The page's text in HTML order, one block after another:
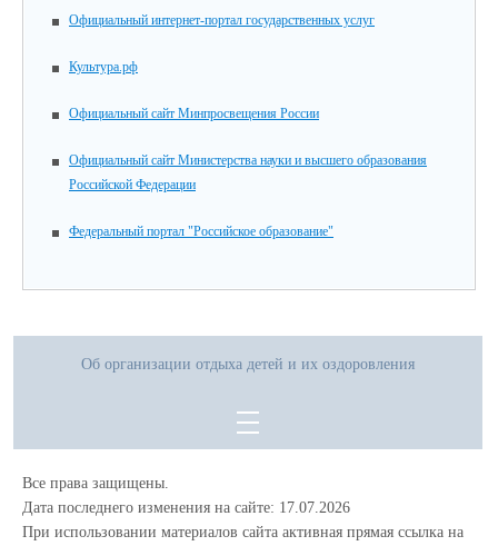
Официальный интернет-портал государственных услуг
Культура.рф
Официальный сайт Минпросвещения России
Официальный сайт Министерства науки и высшего образования
Российской Федерации
Федеральный портал "Российское образование"
Об организации отдыха детей и их оздоровления
Все права защищены.
Дата последнего изменения на сайте: 17.07.2026
При использовании материалов сайта активная прямая ссылка на